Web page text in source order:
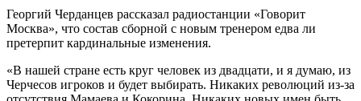
Георгий Черданцев рассказал радиостанции «Говорит
Москва», что состав сборной с новым тренером едва ли
претерпит кардинальные изменения.
«В нашей стране есть круг человек из двадцати, и я думаю, из
Черчесов игроков и будет выбирать. Никаких революций из-за